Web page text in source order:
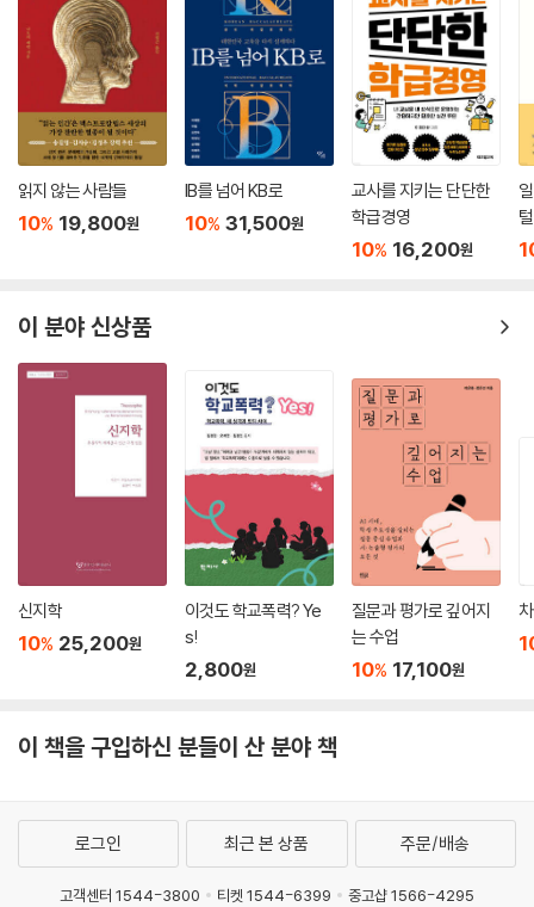
읽지 않는 사람들
10% 19,800원
IB를 넘어 KB로
10% 31,500원
교사를 지키는 단단한
학급경영
10% 16,200원
이 분야 신상품
신지학
10% 25,200원
이것도 학교폭력? Ye
s!
2,800원
질문과 평가로 깊어지
는 수업
10% 17,100원
이 책을 구입하신 분들이 산 분야 책
로그인 최근 본 상품 주문/배송
고객센터 1544-3800 티켓 1544-6399 중고샵 1566-4295